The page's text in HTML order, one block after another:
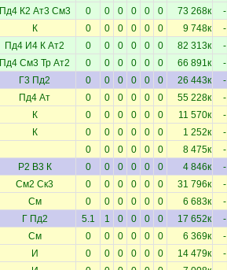
Пд4 К2 Ат3 См3 0 0 0 0 0 0 73 268к -
К 0 0 0 0 0 0 9 748к -
Пд4 И4 К Ат2 0 0 0 0 0 0 82 313к -
Пд4 См3 Тр Ат2 0 0 0 0 0 0 66 891к -
Г3 Пд2 0 0 0 0 0 0 26 443к -
Пд4 Ат 0 0 0 0 0 0 55 228к -
К 0 0 0 0 0 0 11 570к -
К 0 0 0 0 0 0 1 252к -
0 0 0 0 0 0 8 475к -
Р2 В3 К 0 0 0 0 0 0 4 846к -
См2 Ск3 0 0 0 0 0 0 31 796к -
См 0 0 0 0 0 0 6 683к -
Г Пд2 5.1 1 0 0 0 0 17 652к -
См 0 0 0 0 0 0 6 369к -
И 0 0 0 0 0 0 14 479к -